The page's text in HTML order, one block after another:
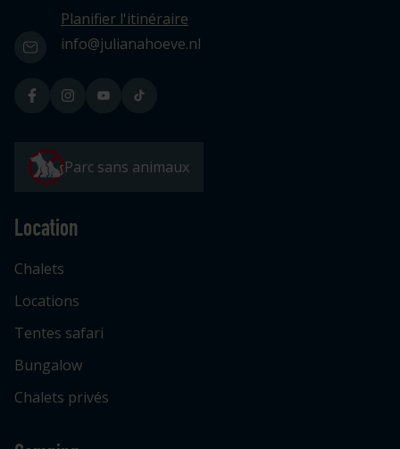
Planifier l'itinéraire
info@julianahoeve.nl
Parc sans animaux
Location
Chalets
Locations
Tentes safari
Bungalow
Chalets privés